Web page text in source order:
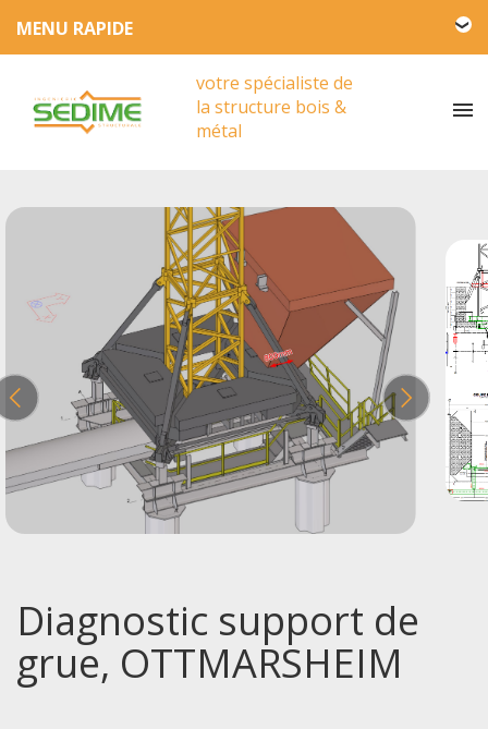
Engagement HSE
Actualités
votre spécialiste de
la structure bois &
métal
Diagnostic support de
grue, OTTMARSHEIM